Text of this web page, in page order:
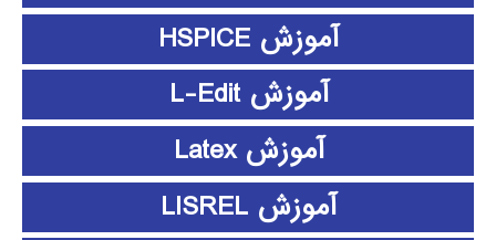
آموزش HSPICE
آموزش L-Edit
آموزش Latex
آموزش LISREL